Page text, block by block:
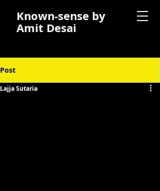
Known-sense by
Amit Desai
Post
Lajja Sutaria